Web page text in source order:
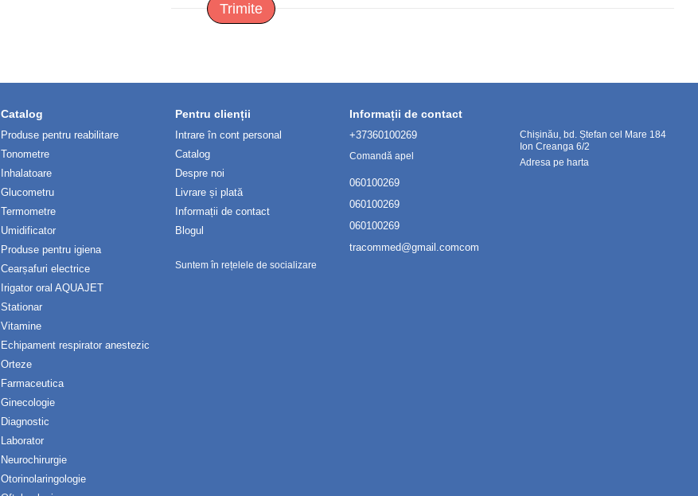
Trimite
Catalog
Produse pentru reabilitare
Tonometre
Inhalatoare
Glucometru
Termometre
Umidificator
Produse pentru igiena
Cearșafuri electrice
Irigator oral AQUAJET
Stationar
Vitamine
Echipament respirator anestezic
Orteze
Farmaceutica
Ginecologie
Diagnostic
Laborator
Neurochirurgie
Otorinolaringologie
Pentru clienții
Intrare în cont personal
Catalog
Despre noi
Livrare și plată
Informații de contact
Blogul
Suntem în rețelele de socializare
Informații de contact
+37360100269
Comandă apel
060100269
060100269
060100269
tracommed@gmail.comcom
Chișinău, bd. Ștefan cel Mare 184
Ion Creanga 6/2
Adresa pe harta